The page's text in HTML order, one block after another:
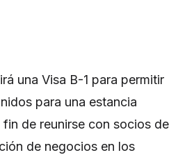
una Visa B-1 para permitir
para una estancia
de reunirse con socios de
de negocios en los